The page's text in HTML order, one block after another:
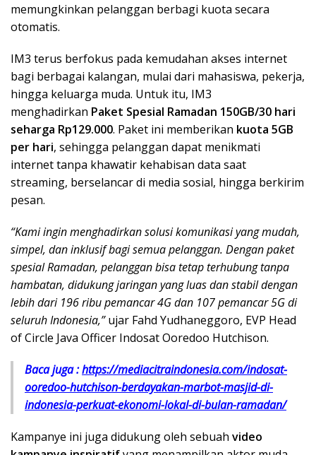
memungkinkan pelanggan berbagi kuota secara
otomatis.
IM3 terus berfokus pada kemudahan akses internet
bagi berbagai kalangan, mulai dari mahasiswa, pekerja,
hingga keluarga muda. Untuk itu, IM3
menghadirkan Paket Spesial Ramadan 150GB/30 hari
seharga Rp129.000. Paket ini memberikan kuota 5GB
per hari, sehingga pelanggan dapat menikmati
internet tanpa khawatir kehabisan data saat
streaming, berselancar di media sosial, hingga berkirim
pesan.
“Kami ingin menghadirkan solusi komunikasi yang mudah,
simpel, dan inklusif bagi semua pelanggan. Dengan paket
spesial Ramadan, pelanggan bisa tetap terhubung tanpa
hambatan, didukung jaringan yang luas dan stabil dengan
lebih dari 196 ribu pemancar 4G dan 107 pemancar 5G di
seluruh Indonesia,”ujar Fahd Yudhaneggoro, EVP Head
of Circle Java Officer Indosat Ooredoo Hutchison.
Baca juga :https://mediacitraindonesia.com/indosat-
ooredoo-hutchison-berdayakan-marbot-masjid-di-
indonesia-perkuat-ekonomi-lokal-di-bulan-ramadan/
Kampanye ini juga didukung oleh sebuah video